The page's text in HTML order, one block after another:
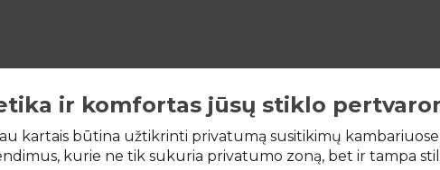
ir komfortas jūsų stiklo
kartais būtina užtikrinti privatumą susitikimų
kurie ne tik sukuria privatumo zoną, bet ir tampa